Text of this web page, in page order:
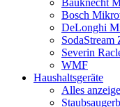
Bauknecht
Bosch
DeLonghi
SodaStream
Severin
WMF
Haushaltsgeräte
Alles